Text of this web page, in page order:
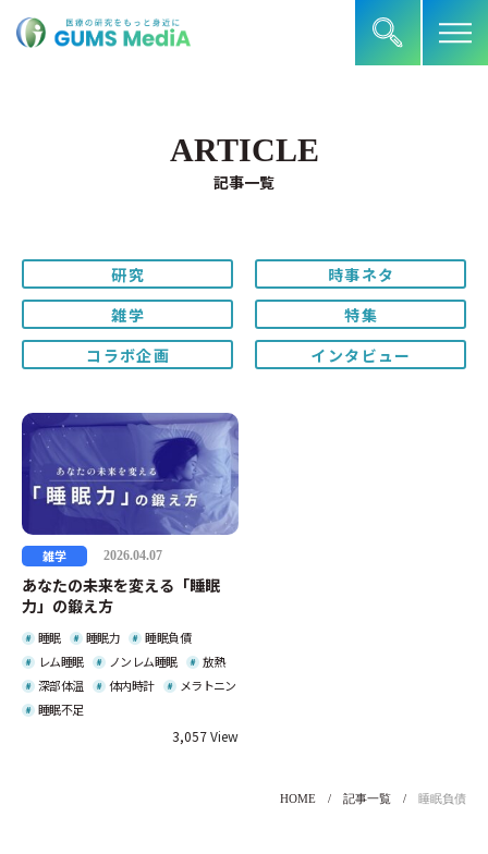
ARTICLE
記事一覧
研究
時事ネタ
雑学
特集
コラボ企画
インタビュー
雑学 2026.04.07
あなたの未来を変える「睡眠
力」の鍛え方
睡眠 睡眠力
睡眠負債
レム睡眠
ノンレム睡眠
放熱
深部体温
体内時計
メラトニン
睡眠不足
3,057
HOME 記事一覧 睡眠負債